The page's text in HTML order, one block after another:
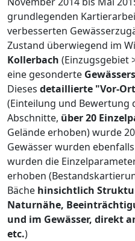
grundlegenden
verbesserten
Zustand überwiegend im
Kollerbach (Einzugsgebiet
eine gesonderte
Dieses detaillierte "Vor-
(Einteilung und Bewertung
Abschnitte, über 20
Gelände erhoben) wurde
Gewässer wurden
wurden die
erhoben
Bäche hinsichtlich
Naturnähe,
und im Gewässer, direkt
etc.)